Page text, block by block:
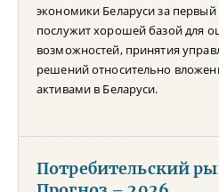
экономики Беларуси за первый
послужит хорошей базой для
возможностей, принятия
решений относительно
активами в Беларуси.
Потребительский